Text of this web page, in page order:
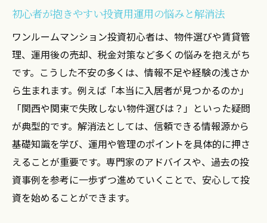
初心者が抱きやすい投資用運用の悩みと解消法
ワンルームマンション投資初心者は、物件選びや賃貸管
理、運用後の売却、税金対策など多くの悩みを抱えがち
です。こうした不安の多くは、情報不足や経験の浅さか
ら生まれます。例えば「本当に入居者が見つかるのか」
「関西や関東で失敗しない物件選びは？」といった疑問
が典型的です。解消法としては、信頼できる情報源から
基礎知識を学び、運用や管理のポイントを具体的に押さ
えることが重要です。専門家のアドバイスや、過去の投
資事例を参考に一歩ずつ進めていくことで、安心して投
資を始めることができます。